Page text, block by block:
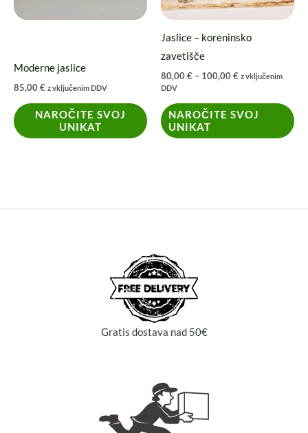
Moderne jaslice
85,00€ z vključenim DDV
NAROČITE SVOJ
UNIKAT
Jaslice – koreninsko
zavetišče
80,00€ – 100,00€ z vključenim
DDV
NAROČITE SVOJ
UNIKAT
lahko
na
strani
izdelka
Gratis dostava nad 50€